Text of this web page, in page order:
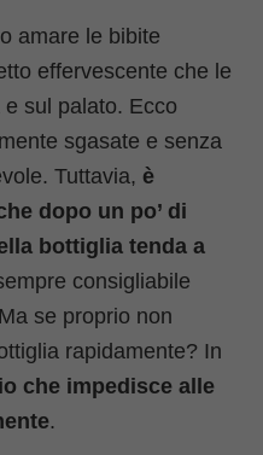
amare le bibite
effervescente che le
sul palato. Ecco
sgasate e senza
Tuttavia, è
dopo un po’ di
bottiglia tenda a
consigliabile
se proprio non
rapidamente? In
che impedisce alle
.